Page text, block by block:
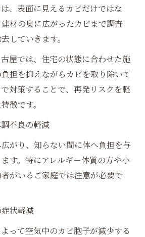
、表面に見えるカビだけではな
材の奥に広がったカビまで調査
していきます。
屋では、住宅の状態に合わせた施
担を抑えながらカビを取り除いて
対策することで、再発リスクを軽
徴です。
不良の軽減
がり、知らない間に体へ負担を与
す。特にアレルギー体質の方や小
がいるご家庭では注意が必要で
状軽減
って空気中のカビ胞子が減少する